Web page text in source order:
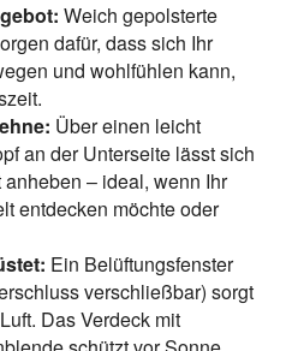
Weich gepolsterte
dafür, dass sich Ihr
und wohlfühlen kann,
Über einen leicht
an der Unterseite lässt sich
– ideal, wenn Ihr
entdecken möchte oder
Ein Belüftungsfenster
verschließbar) sorgt
Das Verdeck mit